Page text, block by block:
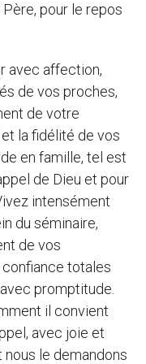
pour le repos
avec affection,
de vos proches,
de votre
et la fidélité de vos
en famille, tel est
de Dieu et pour
intensément
du séminaire,
de vos
totales
promptitude.
il convient
avec joie et
le demandons